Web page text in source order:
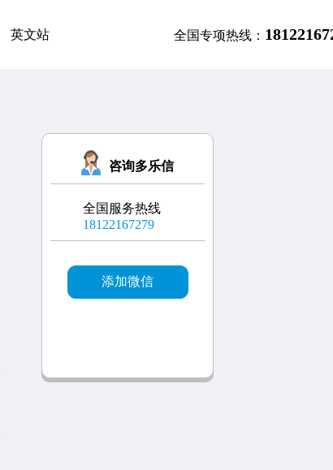
英文站 全国专项热线：
咨询多乐信
全国服务热线
18122167279
添加微信